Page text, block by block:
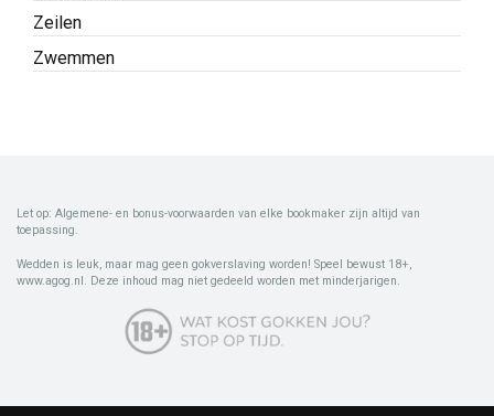
Zeilen
Zwemmen
Let op: Algemene- en bonus-voorwaarden van elke bookmaker zijn altijd van
toepassing.
Wedden is leuk, maar mag geen gokverslaving worden! Speel bewust 18+,
www.agog.nl. Deze inhoud mag niet gedeeld worden met minderjarigen.